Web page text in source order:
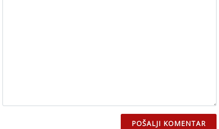
POŠALJI KOMENTAR